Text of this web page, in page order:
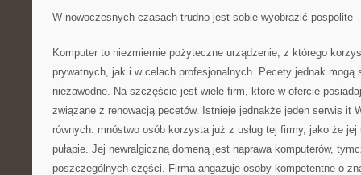
W nowoczesnych czasach trudno jest sobie wyobrazić pospolite
Komputer to niezmiernie pożyteczne urządzenie, z którego
prywatnych, jak i w celach profesjonalnych. Pecety jednak mogą
niezawodne. Na szczęście jest wiele firm, które w ofercie
związane z renowacją pecetów. Istnieje jednakże jeden serwis it
równych. mnóstwo osób korzysta już z usług tej firmy, jako że jej
pułapie. Jej newralgiczną domeną jest naprawa komputerów,
poszczególnych części. Firma angażuje osoby kompetentne o